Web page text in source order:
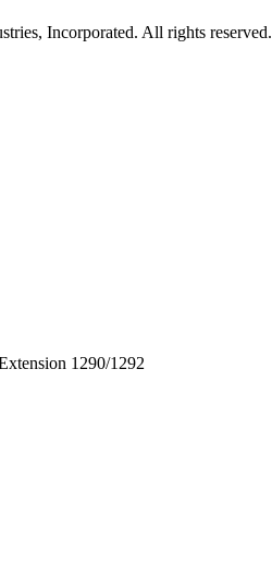
Incorporated. All rights reserved.
1290/1292